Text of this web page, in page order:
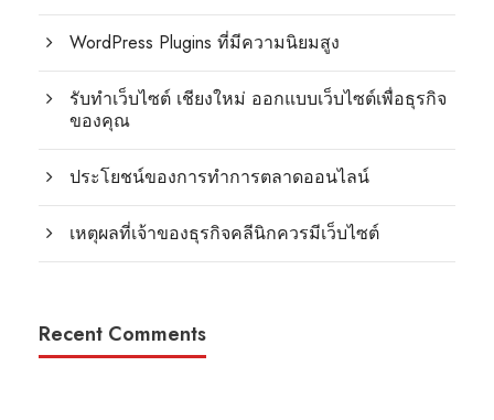
WordPress Plugins ที่มีความนิยมสูง
รับทำเว็บไซต์ เชียงใหม่ ออกแบบเว็บไซต์เพื่อธุรกิจ
ของคุณ
ประโยชน์ของการทำการตลาดออนไลน์
เหตุผลที่เจ้าของธุรกิจคลีนิกควรมีเว็บไซต์
Recent Comments